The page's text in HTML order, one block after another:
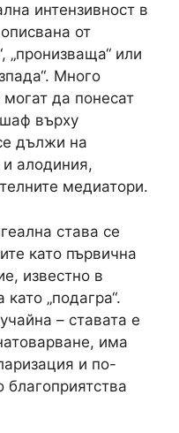
интензивност в
от
„пронизваща“ или
Много
да понесат
върху
дължи на
и алодиния,
медиатори.
става се
като първична
известно в
„подагра“.
– ставата е
има
и по-
благоприятства